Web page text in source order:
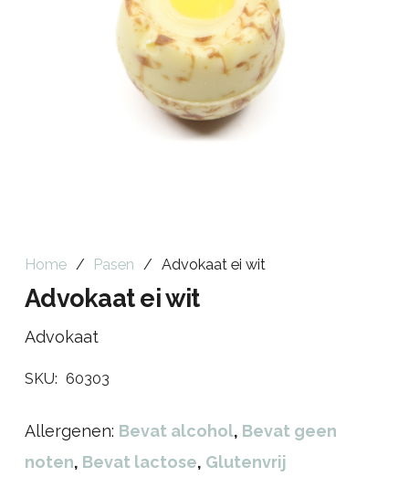
Home / Pasen / Advokaat ei wit
Advokaat ei wit
Advokaat
SKU: 60303
Allergenen: Bevat alcohol, Bevat geen
noten, Bevat lactose, Glutenvrij